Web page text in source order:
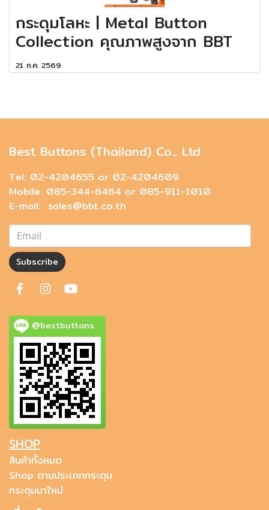
กระดุมโลหะ | Metal Button
Collection คุณภาพสูงจาก BBT
21 ก.ค. 2569
Best Buttons (Thailand) Co., Ltd
Tel: 02-4204655 or 02-4204609
Mobile: 085-344-6464 or 085-911-1010
E-mail: sales@bbt.co.th
Subscribe
@bestbuttons
SHOP
สินค้าทั้งหมด
Shop ตามประเภทกระดุม
กระดุมมาใหม่